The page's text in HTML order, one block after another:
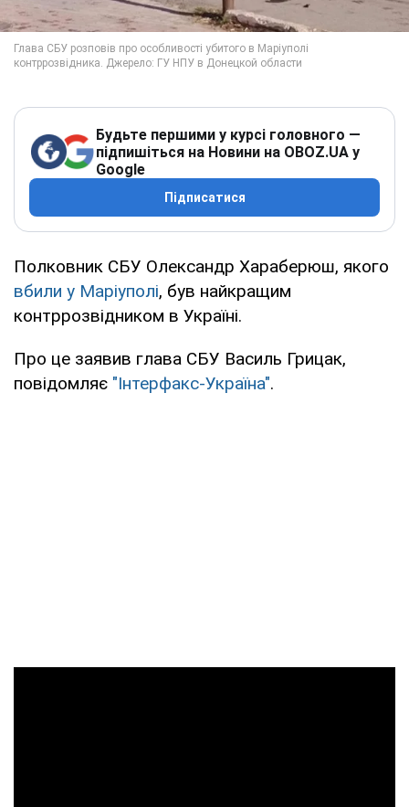
Будьте першими у курсі головного —
підпишіться на Новини на OBOZ.UA у
Google
Підписатися
Полковник СБУ Олександр Хараберюш, якого
вбили у Маріуполі, був найкращим
контррозвідником в Україні.
Про це заявив глава СБУ Василь Грицак,
повідомляє "Інтерфакс-Україна".